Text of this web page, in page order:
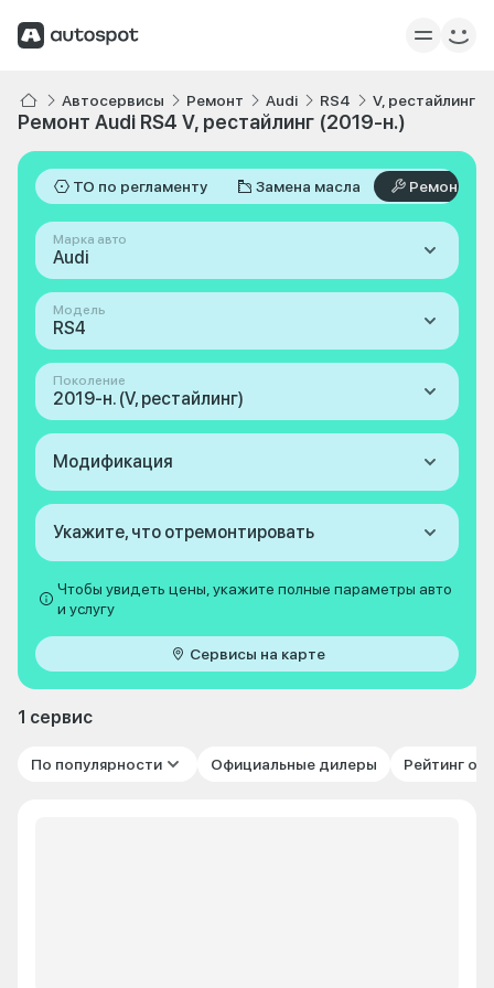
Автосервисы Ремонт Audi RS4 V, рестайлинг
Ремонт Audi RS4 V, рестайлинг (2019-н.)
ТО по регламенту Замена масла Ремонт
Марка авто
Audi
Модель
RS4
Поколение
2019-н. (V, рестайлинг)
Модификация
Укажите, что отремонтировать
Чтобы увидеть цены, укажите полные параметры авто
и услугу
Сервисы на карте
1 сервис
По популярности Официальные дилеры Рейтинг